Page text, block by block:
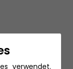
verwendet.